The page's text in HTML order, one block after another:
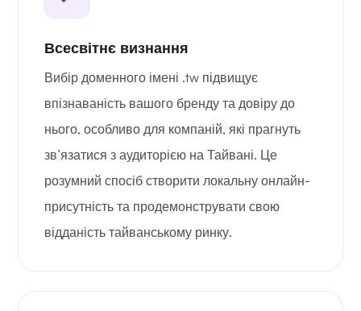
Всесвітнє визнання
Вибір доменного імені .tw підвищує
впізнаваність вашого бренду та довіру до
нього, особливо для компаній, які прагнуть
зв’язатися з аудиторією на Тайвані. Це
розумний спосіб створити локальну онлайн-
присутність та продемонструвати свою
відданість тайванському ринку.